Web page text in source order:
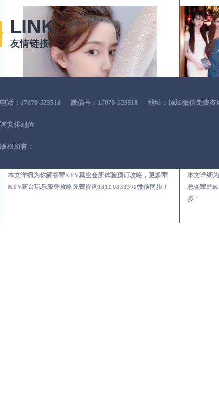
本文详细为你解答荤KTV真空会所体验预订攻略，更多荤
KTV高台玩乐服务攻略免费咨询1312 0333301微信同步！
本文详细
总会荤的
步！
LINK
友情链接
百度一下
电话：17070-523518 微信号：17070-523518 地址：添加微信免费
询安排到位
版权所有：